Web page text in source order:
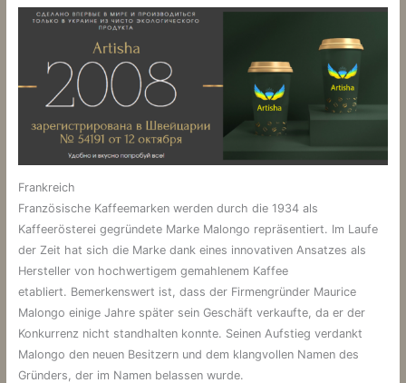
Frankreich
Französische Kaffeemarken werden durch die 1934 als
Kaffeerösterei gegründete Marke Malongo repräsentiert. Im Laufe
der Zeit hat sich die Marke dank eines innovativen Ansatzes als
Hersteller von hochwertigem gemahlenem Kaffee
etabliert. Bemerkenswert ist, dass der Firmengründer Maurice
Malongo einige Jahre später sein Geschäft verkaufte, da er der
Konkurrenz nicht standhalten konnte. Seinen Aufstieg verdankt
Malongo den neuen Besitzern und dem klangvollen Namen des
Gründers, der im Namen belassen wurde.